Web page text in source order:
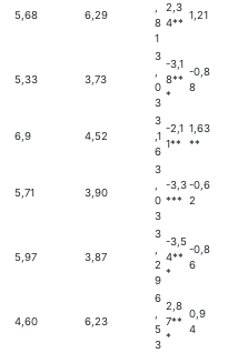
5,68 6,29
8
1
2,3
4**
1,21
5,33 3,73
3
0
3
-3,1
8**
*
-0,8
8
6,9 4,52
3
,1
6
-2,1
1**
1,63
**
5,71 3,90
3
0
3
-3,3
***
-0,6
2
5,97 3,87
3
2
9
-3,5
4**
*
-0,8
6
4,60 6,23
6
5
3
2,8
7**
*
0,9
4